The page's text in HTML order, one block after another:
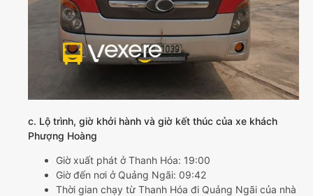
c. Lộ trình, giờ khởi hành và giờ kết thúc của xe khách
Phượng Hoàng
Giờ xuất phát ở Thanh Hóa: 19:00
Giờ đến nơi ở Quảng Ngãi: 09:42
Thời gian chạy từ Thanh Hóa đi Quảng Ngãi của nhà